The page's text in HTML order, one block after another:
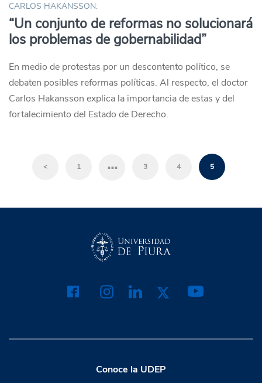
CARLOS HAKANSSON:
“Un conjunto de reformas no solucionará
los problemas de gobernabilidad”
En medio de protestas por un descontento político, se
debaten posibles reformas políticas. Al respecto, el doctor
Carlos Hakansson explica la importancia de estas y del
fortalecimiento del Estado de Derecho.
< 1 … 3 4 5
Conoce la UDEP